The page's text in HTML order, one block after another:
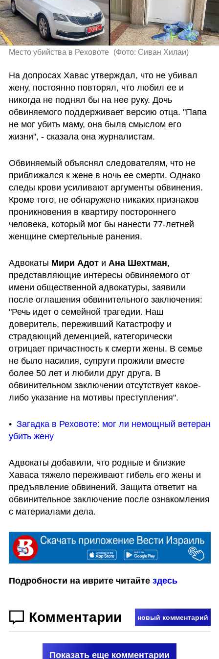
Место убийства в Реховоте (Фото: Сиван Хилаи)
На допросах Хавас утверждал, что не убивал
жену, постоянно повторял, что любил ее и
никогда не поднял бы на нее руку. Дочь
обвиняемого поддерживает версию отца. "Папа
не мог убить маму, она была смыслом его
жизни", - сказала она журналистам.
Обвиняемый объяснял следователям, что не
приближался к жене в ночь ее смерти. Однако
следы крови усиливают аргументы обвинения.
Кроме того, не обнаружено никаких признаков
проникновения в квартиру постороннего
человека, который мог бы нанести 77-летней
женщине смертельные ранения.
Адвокаты Мири Адот и Ана Шехтман,
представляющие интересы обвиняемого от
имени общественной адвокатуры, заявили
после оглашения обвинительного заключения:
"Речь идет о семейной трагедии. Наш
доверитель, переживший Катастрофу и
страдающий деменцией, категорически
отрицает причастность к смерти жены. В семье
не было насилия, супруги прожили вместе
более 50 лет и любили друг друга. В
обвинительном заключении отсутствует какое-
либо указание на мотивы преступления".
• Загадка в Реховоте: мог ли немощный ветеран
убить жену
Адвокаты добавили, что родные и близкие
Хаваса тяжело переживают гибель его жены и
предъявление обвинений. Защита ответит на
обвинительное заключение после ознакомления
с материалами дела.
Подробности на иврите читайте здесь
Комментарии новый комментарий
Показать еще комментарии